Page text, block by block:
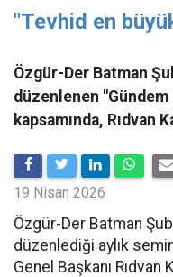
"Tevhid en
Özgür-Der Batman
düzenlenen
kapsamında, Rıdvan
19 Nisan 2026
​Özgür-Der Batman
düzenlediği aylık
Genel Başkanı